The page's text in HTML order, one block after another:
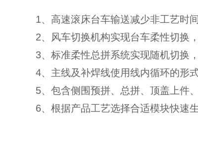
1、高速滚床台车输送减少非工艺时
2、风车切换机构实现台车柔性切换
3、标准柔性总拼系统实现随机切换
4、主线及补焊线使用线内循环的形
5、包含侧围预拼、总拼、顶盖上件
6、根据产品工艺选择合适模块快速